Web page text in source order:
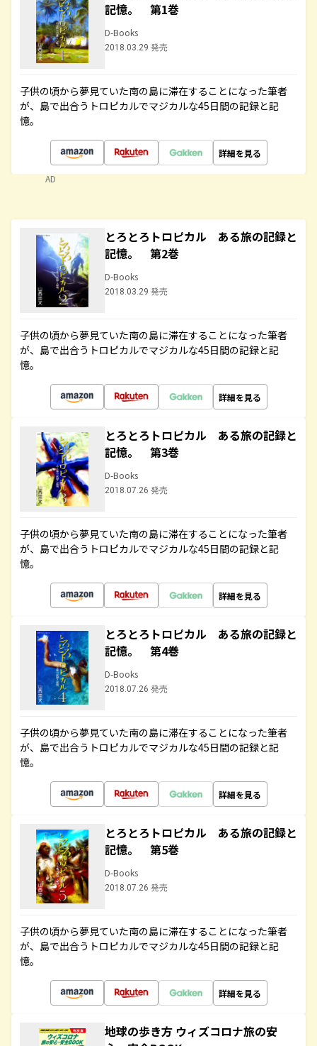
記憶。 第1巻
D-Books
2018.03.29 発売
子供の頃から夢見ていた南の島に滞在することになった筆者
が、島で出合うトロピカルでマジカルな45日間の記録と記
憶。
詳細を見る
AD
とろとろトロピカル ある旅の記録と
記憶。 第2巻
D-Books
2018.03.29 発売
子供の頃から夢見ていた南の島に滞在することになった筆者
が、島で出合うトロピカルでマジカルな45日間の記録と記
憶。
詳細を見る
とろとろトロピカル ある旅の記録と
記憶。 第3巻
D-Books
2018.07.26 発売
子供の頃から夢見ていた南の島に滞在することになった筆者
が、島で出合うトロピカルでマジカルな45日間の記録と記
憶。
詳細を見る
とろとろトロピカル ある旅の記録と
記憶。 第4巻
D-Books
2018.07.26 発売
子供の頃から夢見ていた南の島に滞在することになった筆者
が、島で出合うトロピカルでマジカルな45日間の記録と記
憶。
詳細を見る
とろとろトロピカル ある旅の記録と
記憶。 第5巻
D-Books
2018.07.26 発売
子供の頃から夢見ていた南の島に滞在することになった筆者
が、島で出合うトロピカルでマジカルな45日間の記録と記
憶。
詳細を見る
地球の歩き方 ウィズコロナ旅の安